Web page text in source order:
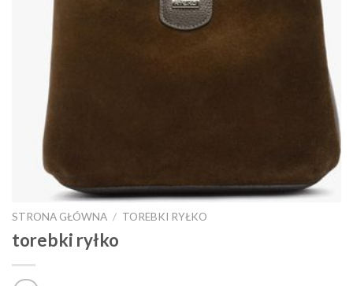
STRONA GŁÓWNA / TOREBKI RYŁKO
torebki ryłko